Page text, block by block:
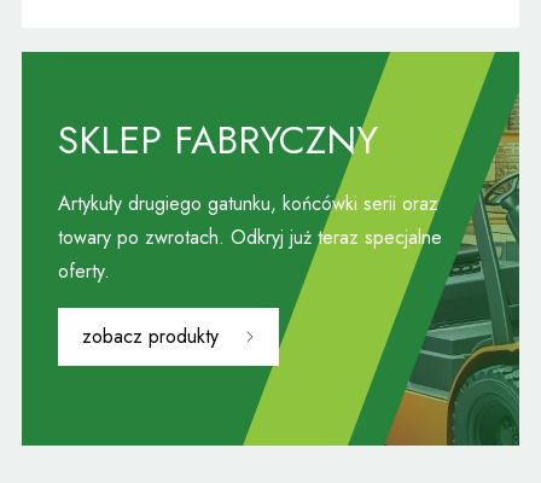
SKLEP FABRYCZNY
Artykuły drugiego gatunku, końcówki serii oraz
towary po zwrotach. Odkryj już teraz specjalne
oferty.
zobacz produkty